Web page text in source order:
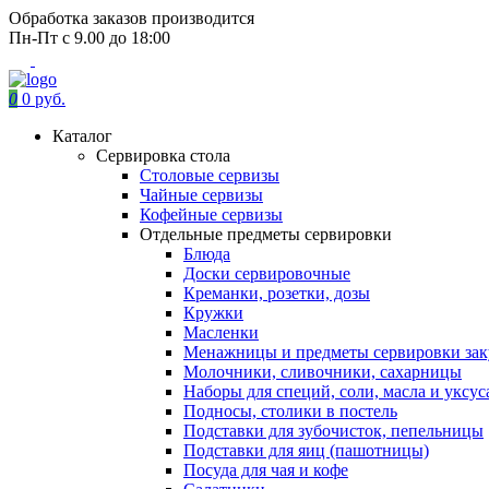
Обработка заказов производится
Пн-Пт с 9.00 до 18:00
0 0 руб.
Каталог
Сервировка стола
Столовые сервизы
Чайные сервизы
Кофейные сервизы
Отдельные предметы сервировки
Блюда
Доски сервировочные
Креманки, розетки, дозы
Кружки
Масленки
Менажницы и предметы сервировки
Молочники, сливочники, сахарницы
Наборы для специй, соли, масла и
Подносы, столики в постель
Подставки для зубочисток, пепельницы
Подставки для яиц (пашотницы)
Посуда для чая и кофе